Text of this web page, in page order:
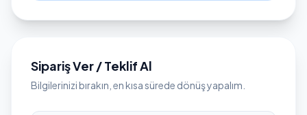
Sipariş Ver / Teklif Al
Bilgilerinizi bırakın, en kısa sürede dönüş yapalım.